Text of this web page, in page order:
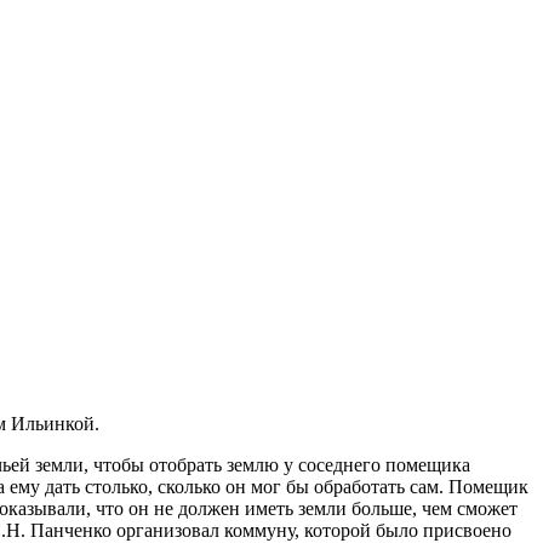
Ильинкой.
земли, чтобы отобрать землю у соседнего помещика
дать столько, сколько он мог бы обработать сам. Помещик
что он не должен иметь земли больше, чем сможет
Панченко организовал коммуну, которой было присвоено